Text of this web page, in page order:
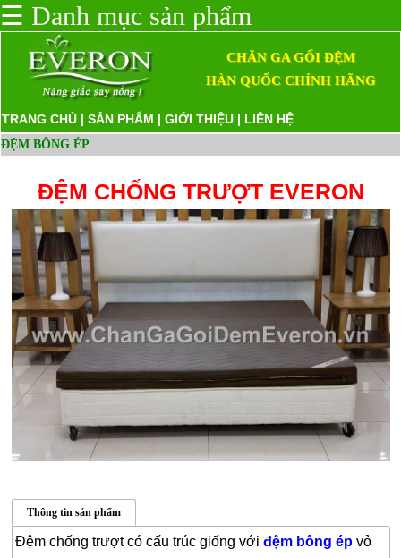
CHĂN
GA
GỐI
☰ Danh mục sản phẩm
CHĂN GA GỐI ĐỆM
HÀN QUỐC CHÍNH HÃNG
TRANG CHỦ | SẢN PHẨM | GIỚI THIỆU | LIÊN HỆ
ĐỆM BÔNG ÉP
ĐỆM CHỐNG TRƯỢT EVERON
Thông tin sản phẩm
Đệm chống trượt có cấu trúc giống với đệm bông épvỏ